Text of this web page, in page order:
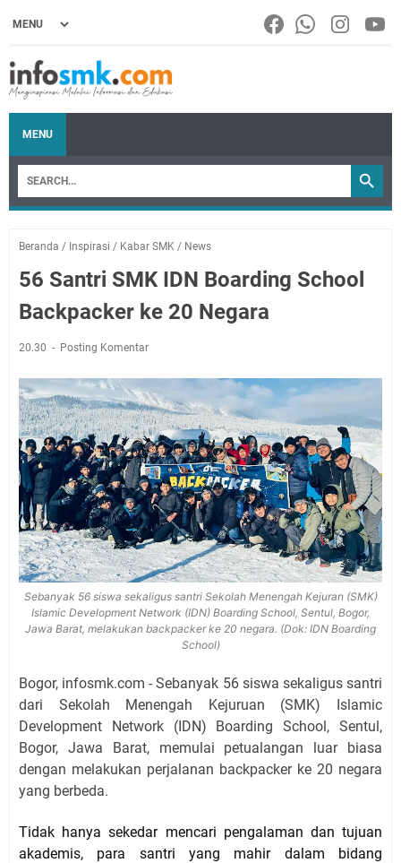
MENU
Beranda / Inspirasi / Kabar SMK / News
56 Santri SMK IDN Boarding School
Backpacker ke 20 Negara
20.30 Posting Komentar
Sebanyak 56 siswa sekaligus santri Sekolah Menengah Kejuran (SMK)
Islamic Development Network (IDN) Boarding School, Sentul, Bogor,
Jawa Barat, melakukan backpacker ke 20 negara. (Dok: IDN Boarding
School)
Bogor, infosmk.com - Sebanyak 56 siswa sekaligus santri
dari Sekolah Menengah Kejuruan (SMK) Islamic
Development Network (IDN) Boarding School, Sentul,
Bogor, Jawa Barat, memulai petualangan luar biasa
dengan melakukan perjalanan backpacker ke 20 negara
yang berbeda.
Tidak hanya sekedar mencari pengalaman dan tujuan
akademis, para santri yang mahir dalam bidang